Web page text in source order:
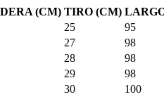
(CM) TIRO (CM)
25
95
27
98
28
98
29
98
30
100